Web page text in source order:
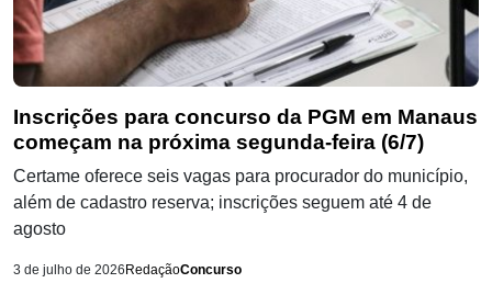
Inscrições para concurso da PGM em Manaus
começam na próxima segunda-feira (6/7)
Certame oferece seis vagas para procurador do município,
além de cadastro reserva; inscrições seguem até 4 de
agosto
3 de julho de 2026 RedaçãoConcurso